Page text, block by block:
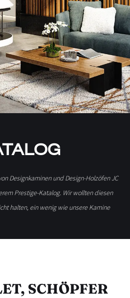
Designkaminen und Design-Holzöfen JC
Prestige-Katalog. Wir wollten diesen
halten, ein wenig wie unsere Kamine
SCHÖPFER